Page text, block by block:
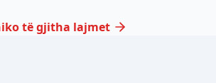
të gjitha lajmet